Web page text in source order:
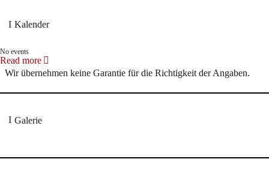
Kalender
No events
Read more
Wir übernehmen keine Garantie für die Richtigkeit der Angaben.
Galerie